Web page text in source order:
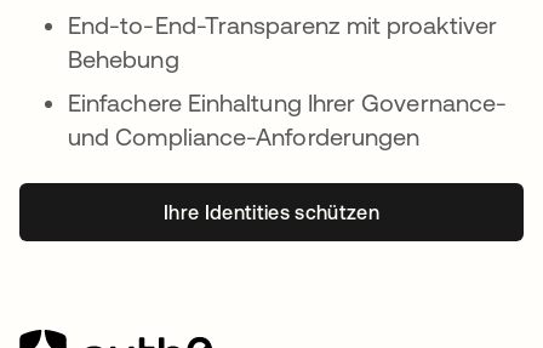
End-to-End-Transparenz mit proaktiver
Behebung
Einfachere Einhaltung Ihrer Governance-
und Compliance-Anforderungen
Ihre Identities schützen